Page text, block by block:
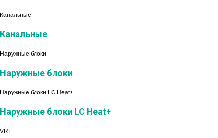
Канальные
Канальные
Наружные блоки
Наружные блоки
Наружные блоки LC Heat+
Наружные блоки LC Heat+
VRF